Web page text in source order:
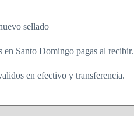
sellado
en Santo Domingo pagas al recibir.
en efectivo y transferencia.